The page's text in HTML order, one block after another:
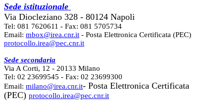
Sede istituzionale
Via Diocleziano 328 - 80124 Napoli
Tel: 081 7620611 - Fax: 081 5705734
Email: mbox@irea.cnr.it - Posta Elettronica Certificata (PEC)
protocollo.irea@pec.cnr.it
Sede secondaria
Via A Corti, 12 - 20133 Milano
Tel: 02 23699545 - Fax: 02 23699300
Email: milano@irea.cnr.it- Posta Elettronica Certificata
(PEC) protocollo.irea@pec.cnr.it